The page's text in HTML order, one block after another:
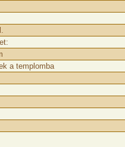
a templomba